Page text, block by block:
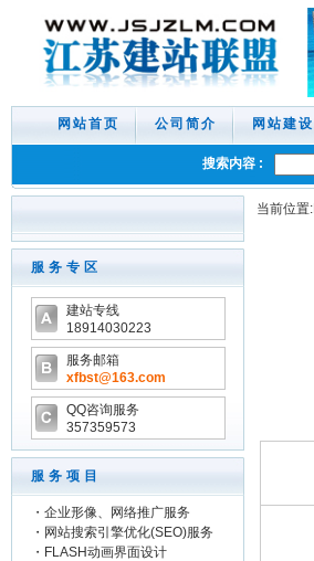
网站首页 公司简介 网站建设
搜索内容 :
服务专区
建站专线
18914030223
服务邮箱
xfbst@163.com
QQ咨询服务
357359573
服务项目
・ 企业形像、网络推广服务
・ 网站搜索引擎优化(SEO)服务
・ FLASH动画界面设计
当前位置: